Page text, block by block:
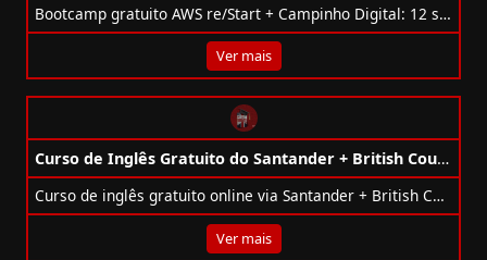
Bootcamp gratuito AWS re/Start + Campinho Digital: 12 semanas, 350h, online, com voucher para a AWS Cloud Practitioner.
Ver mais
Curso de Inglês Gratuito do Santander + British Council
Curso de inglês gratuito online via Santander + British Council: 8 semanas para 10.000 vagas + 20 semanas extras para 1.500 melhores alunos.
Ver mais